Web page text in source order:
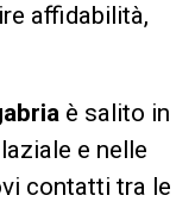
affidabilità,
è salito in
e nelle
contatti tra le